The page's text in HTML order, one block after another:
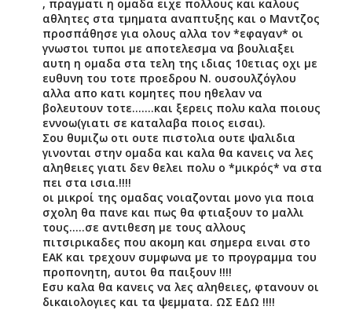
, πραγματι η ομαδα ειχε πολλους και καλους
αθλητες στα τμηματα αναπτυξης και ο Μαντζος
προσπάθησε για ολους αλλα τον *εφαγαν* οι
γνωστοι τυποι με αποτελεσμα να βουλιαξει
αυτη η ομαδα στα τελη της ιδιας 10ετιας οχι με
ευθυνη του τοτε προεδρου Ν. ουσουλζόγλου
αλλα απο κατι κομητες που ηθελαν να
βολευτουν τοτε.......και ξερεις πολυ καλα ποιους
εννοω(γιατι σε καταλαβα ποιος εισαι).
Σου θυμιζω οτι ουτε πιστολια ουτε ψαλιδια
γινονται στην ομαδα και καλα θα κανεις να λες
αληθειες γιατι δεν θελει πολυ ο *μικρός* να στα
πει στα ισια.!!!!
οι μικροί της ομαδας νοιαζονται μονο για ποια
σχολη θα πανε και πως θα φτιαξουν το μαλλι
τους.....σε αντιθεση με τους αλλους
πιτσιρικαδες που ακομη και σημερα ειναι στο
ΕΑΚ και τρεχουν συμφωνα με το προγραμμα του
προπονητη, αυτοι θα παιξουν !!!!
Εσυ καλα θα κανεις να λες αληθειες, φτανουν οι
δικαιολογιες και τα ψεμματα. ΩΣ ΕΔΩ !!!!